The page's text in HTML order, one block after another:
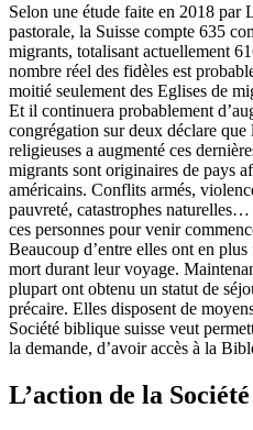
Selon une étude faite en 2018 par
pastorale, la Suisse compte 635
migrants, totalisant actuellement
nombre réel des fidèles est
moitié seulement des Eglises de
Et il continuera probablement
congrégation sur deux déclare
religieuses a augmenté ces
migrants sont originaires de pays
américains. Conflits armés,
pauvreté, catastrophes naturelles…
ces personnes pour venir
Beaucoup d’entre elles ont en
mort durant leur voyage.
plupart ont obtenu un statut de
précaire. Elles disposent de
Société biblique suisse veut
la demande, d’avoir accès à la
L’action de la